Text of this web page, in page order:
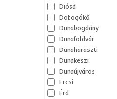
Diósd
Dobogókő
Dunabogdány
Dunaföldvár
Dunaharaszti
Dunakeszi
Dunaújváros
Ercsi
Érd